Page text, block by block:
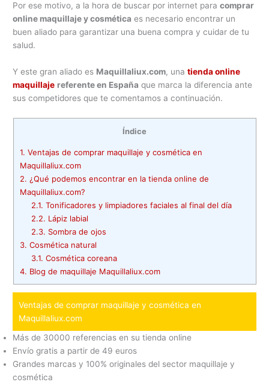
Por ese motivo, a la hora de buscar por internet paracomprar
online maquillaje y cosmética es necesario encontrar un
buen aliado para garantizar una buena compra y cuidar de tu
salud.
Y este gran aliado es Maquillaliux.com, unatienda online
maquillaje referente en España que marca la diferencia ante
sus competidores que te comentamos a continuación.
Índice
1. Ventajas de comprar maquillaje y cosmética en
Maquillaliux.com
2. ¿Qué podemos encontrar en la tienda online de
Maquillaliux.com?
2.1. Tonificadores y limpiadores faciales al final del día
2.2. Lápiz labial
2.3. Sombra de ojos
3. Cosmética natural
3.1. Cosmética coreana
4. Blog de maquillaje Maquillaliux.com
Ventajas de comprar maquillaje y cosmética en
Maquillaliux.com
Más de 30000 referencias en su tienda online
Envío gratis a partir de 49 euros
Grandes marcas y 100% originales del sector maquillaje y
cosmética